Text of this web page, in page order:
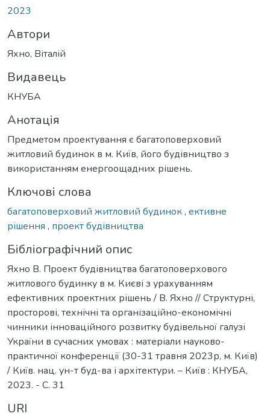
2023
Автори
Яхно, Віталій
Видавець
КНУБА
Анотація
Предметом проектування є багатоповерховий
житловий будинок в м. Київ, його будівництво з
використанням енергоощадних рішень.
Ключові слова
багатоповерховий житловий будинок, ективне
рішення , проект будівництва
Бібліографічний опис
Яхно В. Проект будівництва багатоповерхового
житлового будинку в м. Києві з урахуванням
ефективних проектних рішень / В. Яхно // Структурні,
просторові, технічні та організаційно-економічні
чинники інноваційного розвитку будівельної галузі
України в сучасних умовах : матеріали науково-
практичної конференції (30-31 травня 2023р, м. Київ)
/ Київ. нац. ун-т буд-ва і архітектури. – Київ : КНУБА,
2023. - С. 31
URI